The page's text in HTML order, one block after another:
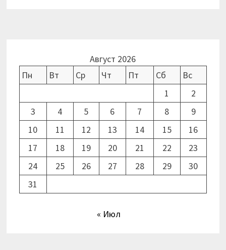
Август 2026
Пн
Вт Ср Чт Пт Сб
Вс
1
2
3
4 5 6 7 8
9
10
11 12 13 14 15
16
17
18 19 20 21 22
23
24
25 26 27 28 29
30
31
« Июл